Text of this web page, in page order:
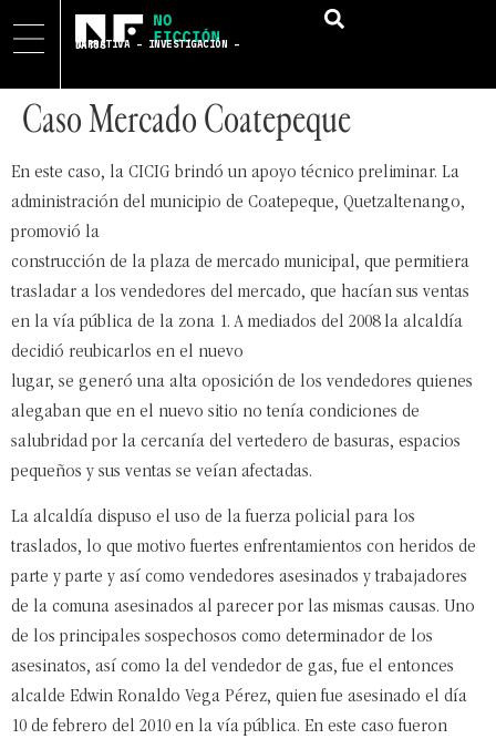
NARRATIVA – INVESTIGACIÓN – DATOS
Caso Mercado Coatepeque
En este caso, la CICIG brindó un apoyo técnico preliminar. La
administración del municipio de Coatepeque, Quetzaltenango,
promovió la
construcción de la plaza de mercado municipal, que permitiera
trasladar a los vendedores del mercado, que hacían sus ventas
en la vía pública de la zona 1. A mediados del 2008 la alcaldía
decidió reubicarlos en el nuevo
lugar, se generó una alta oposición de los vendedores quienes
alegaban que en el nuevo sitio no tenía condiciones de
salubridad por la cercanía del vertedero de basuras, espacios
pequeños y sus ventas se veían afectadas.
La alcaldía dispuso el uso de la fuerza policial para los
traslados, lo que motivo fuertes enfrentamientos con heridos de
parte y parte y así como vendedores asesinados y trabajadores
de la comuna asesinados al parecer por las mismas causas. Uno
de los principales sospechosos como determinador de los
asesinatos, así como la del vendedor de gas, fue el entonces
alcalde Edwin Ronaldo Vega Pérez, quien fue asesinado el día
10 de febrero del 2010 en la vía pública. En este caso fueron